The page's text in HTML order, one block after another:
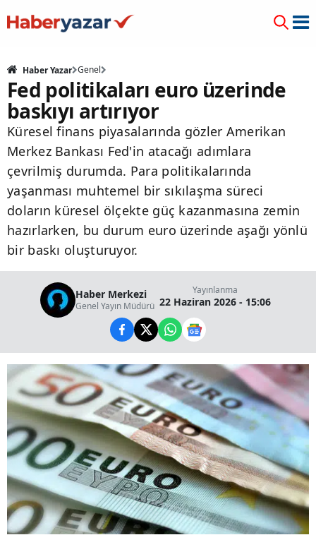
Haber Yazar Genel
Fed politikaları euro üzerinde
baskıyı artırıyor
Küresel finans piyasalarında gözler Amerikan
Merkez Bankası Fed'in atacağı adımlara
çevrilmiş durumda. Para politikalarında
yaşanması muhtemel bir sıkılaşma süreci
doların küresel ölçekte güç kazanmasına zemin
hazırlarken, bu durum euro üzerinde aşağı yönlü
bir baskı oluşturuyor.
Haber Merkezi
Genel Yayın Müdürü
Yayınlanma
22 Haziran 2026 - 15:06